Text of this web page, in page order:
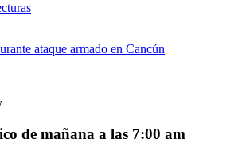
ataque armado en Cancún
de mañana a las 7:00 am